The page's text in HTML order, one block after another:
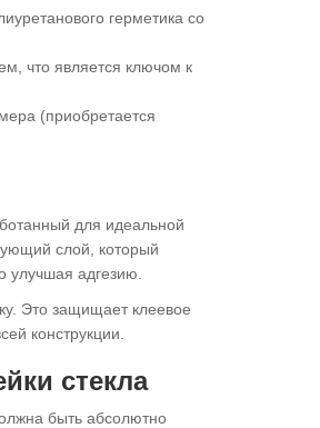
герметика со
что является ключом к
(приобретается
для идеальной
слой, который
улучшая адгезию.
Это защищает клеевое
конструкции.
стекла
быть абсолютно